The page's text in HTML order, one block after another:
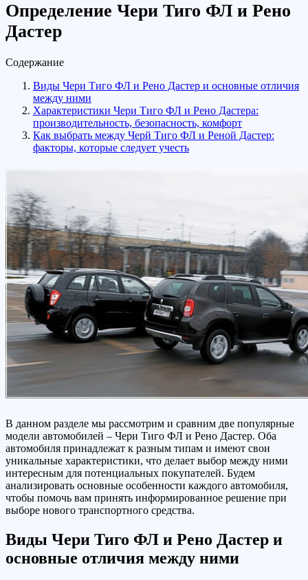
Определение Чери Тиго ФЛ и Рено
Дастер
Содержание
Виды Чери Тиго ФЛ и Рено Дастер и основные отличия
между ними
Характеристики Чери Тиго ФЛ и Рено Дастера:
производительность, безопасность, комфорт
Как выбрать между Черй Тиго ФЛ и Реной Дастер:
факторы, которые следует учесть
В данном разделе мы рассмотрим и сравним две популярные
модели автомобилей – Чери Тиго ФЛ и Рено Дастер. Оба
автомобиля принадлежат к разным типам и имеют свои
уникальные характеристики, что делает выбор между ними
интересным для потенциальных покупателей. Будем
анализировать основные особенности каждого автомобиля,
чтобы помочь вам принять информированное решение при
выборе нового транспортного средства.
Виды Чери Тиго ФЛ и Рено Дастер и
основные отличия между ними